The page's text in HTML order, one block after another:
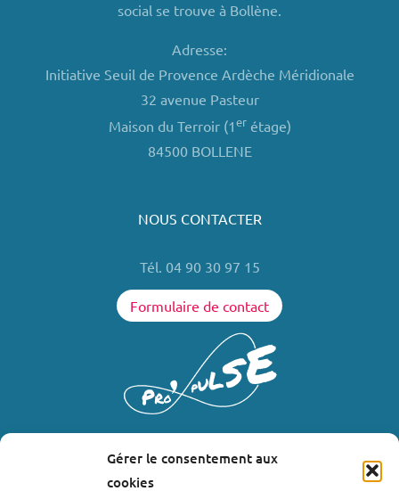
Gérer le consentement aux
cookies
social se trouve à Bollène.
Adresse:
Initiative Seuil de Provence Ardèche Méridionale
32 avenue Pasteur
Maison du Terroir (1erétage)
84500 BOLLENE
NOUS CONTACTER
Tél. 04 90 30 97 15
Formulaire de contact